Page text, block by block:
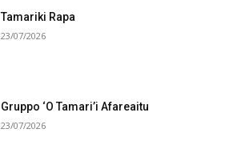
Tamariki Rapa
23/07/2026
Gruppo ‘O Tamari’i Afareaitu
23/07/2026